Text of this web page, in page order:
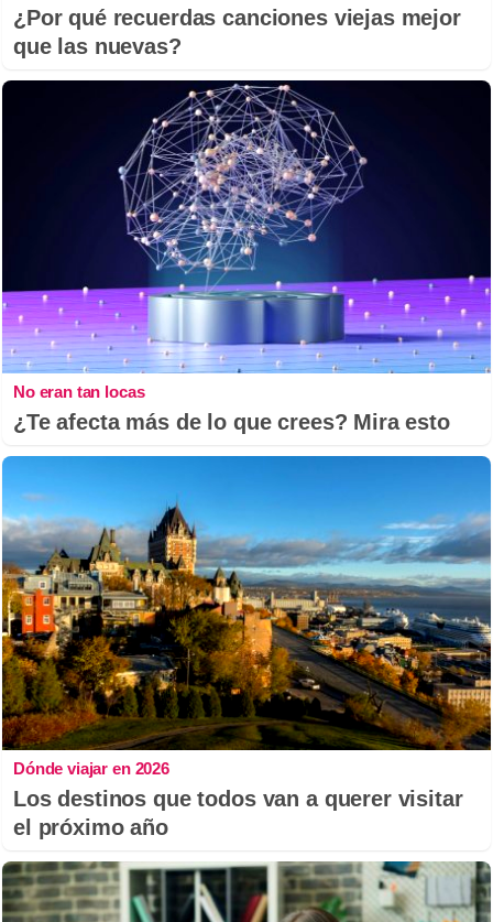
¿Por qué recuerdas canciones viejas mejor
que las nuevas?
No eran tan locas
¿Te afecta más de lo que crees? Mira esto
Dónde viajar en 2026
Los destinos que todos van a querer visitar
el próximo año